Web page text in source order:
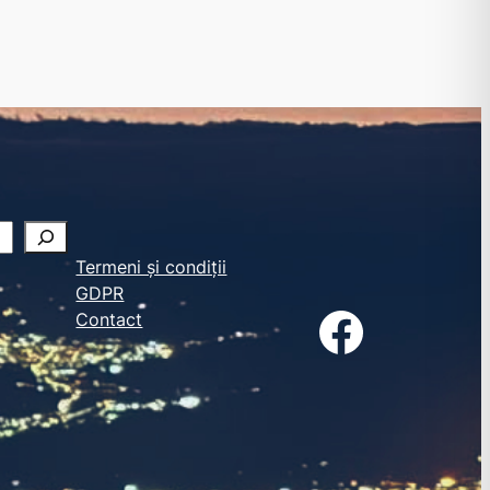
Termeni și condiții
GDPR
Contact
Facebook